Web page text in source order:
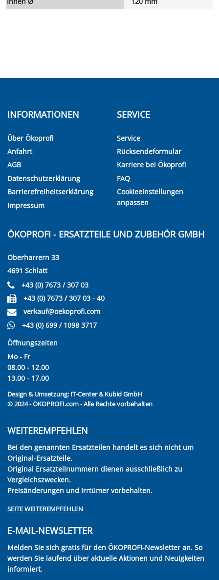
INFORMATIONEN
Über Ökoprofi
Anfahrt
AGB
Datenschutzerklärung
Barrierefreiheitserklärung
Impressum
SERVICE
Service
Rücksendeformular
Karriere bei Ökoprofi
FAQ
Cookieeinstellungen
anpassen
ÖKOPROFI - ERSATZTEILE UND ZUBEHÖR GMBH
Oberharrern 33
4691 Schlatt
+43 (0) 7673 / 307 03
+43 (0) 7673 / 307 03 - 40
verkauf@oekoprofi.com
+43 (0) 699 / 1098 3717
Öffnungszeiten
Mo - Fr
08.00 - 12.00
13.00 - 17.00
Design & Umsetzung: IT-Center & Kubid GmbH
© 2024 - ÖKOPROFI.com - Alle Rechte vorbehalten
WEITEREMPFEHLEN
Bei den genannten Ersatzteilen handelt es sich nicht um
Original-Ersatzteile.
Original Ersatzteilnummern dienen ausschließlich zu
Vergleichszwecken.
Preisänderungen und Irrtümer vorbehalten.
SEITE WEITEREMPFEHLEN
E-MAIL-NEWSLETTER
Melden Sie sich gratis für den ÖKOPROFI-Newsletter an. So
werden Sie laufend über aktuelle Aktionen und Neuigkeiten
informiert.